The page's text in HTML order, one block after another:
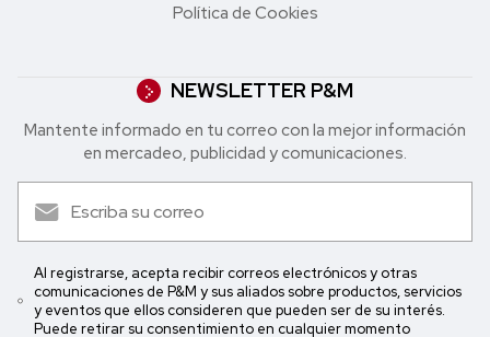
Política de Cookies
NEWSLETTER P&M
Mantente informado en tu correo con la mejor in formación
en mercadeo, publicidad y comunicaciones.
Al registrarse, acepta recibir correos electrónicos y otras
comunicaciones de P&M y sus aliados sobre productos, servicios
y eventos que ellos consideren que pueden ser de su interés.
Puede retirar su consentimiento en cualquier momento